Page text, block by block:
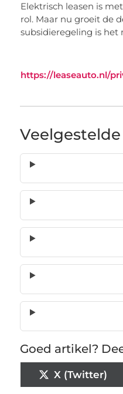
Elektrisch leasen is
rol. Maar nu groeit de
subsidieregeling is het
https://leaseauto.nl/
Goed artikel?
X (Twitter)